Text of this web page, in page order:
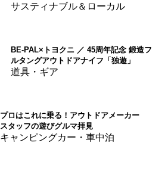
サスティナブル＆ローカル
BE-PAL×トヨクニ ／ 45周年記念 鍛造フ
ルタングアウトドアナイフ「独遊」
道具・ギア
プロはこれに乗る！アウトドアメーカー
スタッフの遊びグルマ拝見
キャンピングカー・車中泊